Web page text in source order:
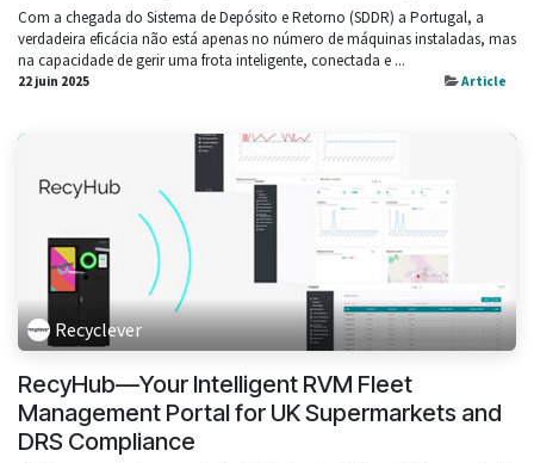
Com a chegada do Sistema de Depósito e Retorno (SDDR) a Portugal, a
verdadeira eficácia não está apenas no número de máquinas instaladas, mas
na capacidade de gerir uma frota inteligente, conectada e ...
22 juin 2025 Article
Recyclever
RecyHub—Your Intelligent RVM Fleet
Management Portal for UK Supermarkets and
DRS Compliance